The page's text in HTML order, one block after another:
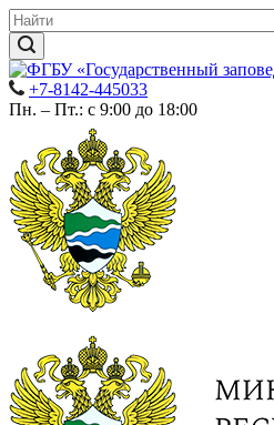
+7-8142-445033
Пн. – Пт.: с 9:00 до 18:00